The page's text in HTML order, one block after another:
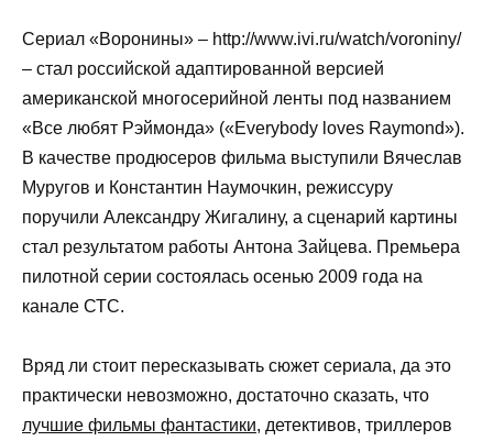
Сериал «Воронины» – http://www.ivi.ru/watch/voroniny/
– стал российской адаптированной версией
американской многосерийной ленты под названием
«Все любят Рэймонда» («Everybody loves Raymond»).
В качестве продюсеров фильма выступили Вячеслав
Муругов и Константин Наумочкин, режиссуру
поручили Александру Жигалину, а сценарий картины
стал результатом работы Антона Зайцева. Премьера
пилотной серии состоялась осенью 2009 года на
канале СТС.
Вряд ли стоит пересказывать сюжет сериала, да это
практически невозможно, достаточно сказать, что
лучшие фильмы фантастики, детективов, триллеров